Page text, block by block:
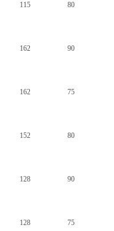
115 80
162 90
162 75
152 80
128 90
128 75